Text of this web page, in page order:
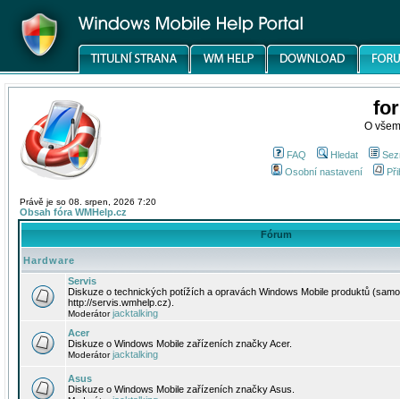
O
FAQ Hledat
Osobní nastavení
Právě je so 08. srpen, 2026 7:20
Obsah fóra WMHelp.cz
Fórum
Hardware
Servis
Diskuze o technických potížích a opravách Windows Mobile produktů
http://servis.wmhelp.cz).
Moderátorjacktalking
Acer
Diskuze o Windows Mobile zařízeních značky Acer.
Moderátorjacktalking
Asus
Diskuze o Windows Mobile zařízeních značky Asus.